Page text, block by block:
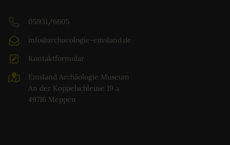
05931/6605
info@archaeologie-emsland.de
Kontaktformular
Emsland Archäologie Museum
An der Koppelschleuse 19 a
49716 Meppen